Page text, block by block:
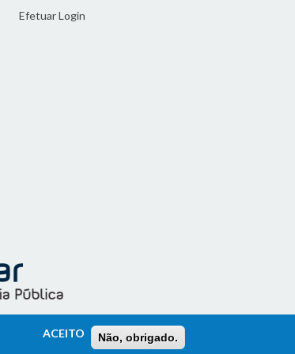
Efetuar Login
ACEITO Não, obrigado.